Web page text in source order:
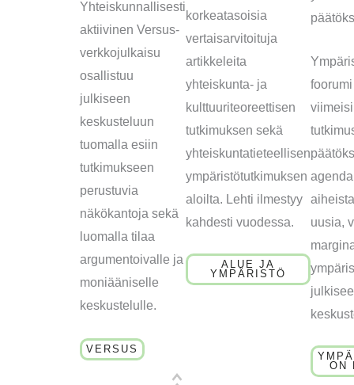
Yhteiskunnallisesti
aktiivinen Versus-
verkkojulkaisu
osallistuu
julkiseen
keskusteluun
tuomalla esiin
tutkimukseen
perustuvia
näkökantoja sekä
luomalla tilaa
argumentoivalle ja
moniääniselle
keskustelulle.
VERSUS
korkeatasoisia
vertaisarvitoituja
artikkeleita
yhteiskunta- ja
kulttuuriteoreettisen
tutkimuksen sekä
yhteiskuntatieteellisen
ympäristötutkimuksen
aloilta. Lehti ilmestyy
kahdesti vuodessa.
ALUE JA
YMPÄRISTÖ
uusia,
ON